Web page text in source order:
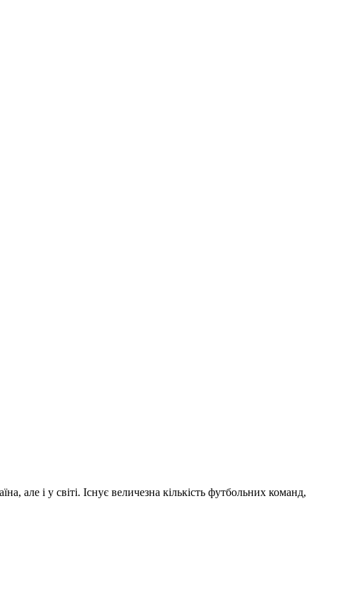
і у світі. Існує величезна кількість футбольних команд,